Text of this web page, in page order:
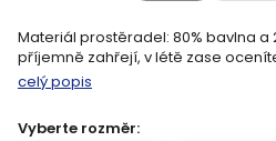
Vyberte rozměr:
Materiál prostěradel: 80% bavlna a
příjemně zahřejí, v létě zase
celý popis